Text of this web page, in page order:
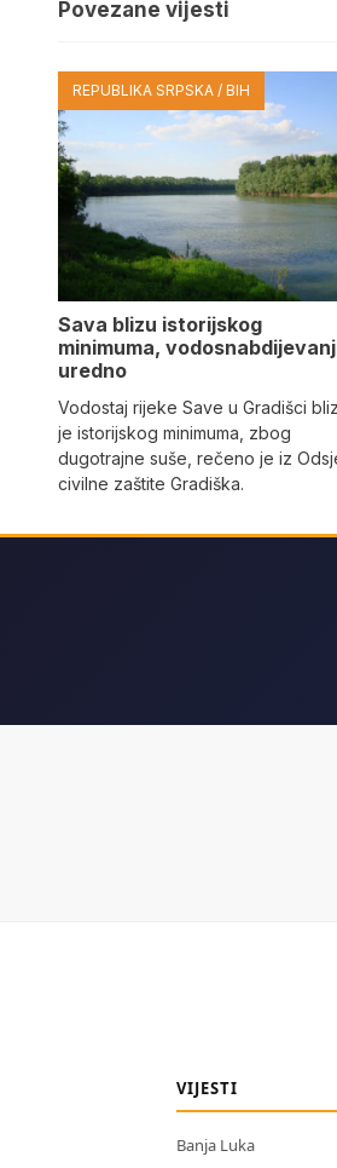
Povezane vijesti
REPUBLIKA SRPSKA / BIH
Sava blizu istorijskog
minimuma,
uredno
Vodostaj rijeke Save u Gradišci
je istorijskog minimuma, zbog
dugotrajne suše, rečeno je iz
civilne zaštite Gradiška.
VIJESTI
Banja Luka